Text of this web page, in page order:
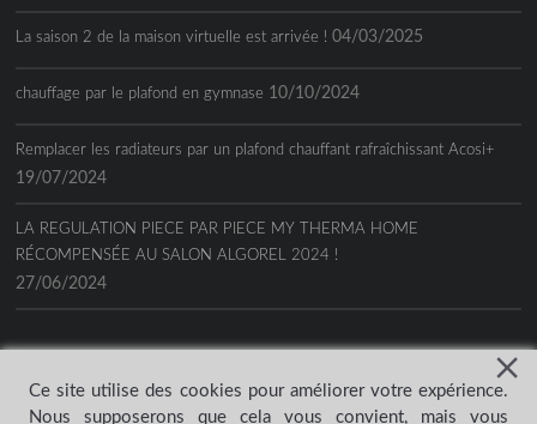
La saison 2 de la maison virtuelle est arrivée ! 04/03/2025
chauffage par le plafond en gymnase 10/10/2024
Remplacer les radiateurs par un plafond chauffant rafraîchissant Acosi+
19/07/2024
LA REGULATION PIECE PAR PIECE MY THERMA HOME
RÉCOMPENSÉE AU SALON ALGOREL 2024 !
27/06/2024
Ce site utilise des cookies pour améliorer votre expérience.
Nous supposerons que cela vous convient, mais vous